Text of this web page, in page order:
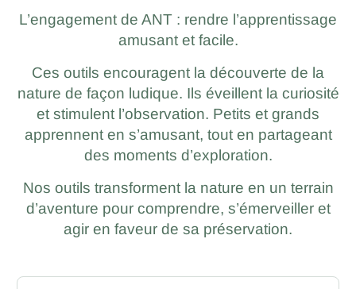
L’engagement de ANT : rendre l’apprentissage
amusant et facile.
Ces outils encouragent la découverte de la
nature de façon ludique. Ils éveillent la curiosité
et stimulent l’observation. Petits et grands
apprennent en s’amusant, tout en partageant
des moments d’exploration.
Nos outils transforment la nature en un terrain
d’aventure pour comprendre, s’émerveiller et
agir en faveur de sa préservation.